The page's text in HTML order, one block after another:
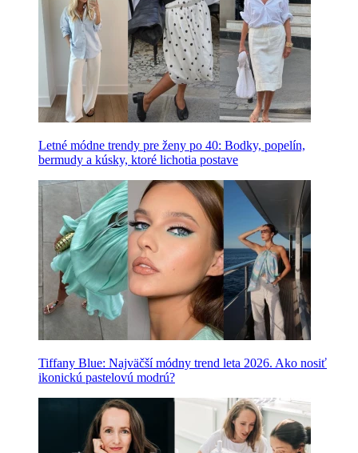
Letné módne trendy pre ženy po 40: Bodky, popelín,
bermudy a kúsky, ktoré lichotia postave
Tiffany Blue: Najväčší módny trend leta 2026. Ako nosiť
ikonickú pastelovú modrú?